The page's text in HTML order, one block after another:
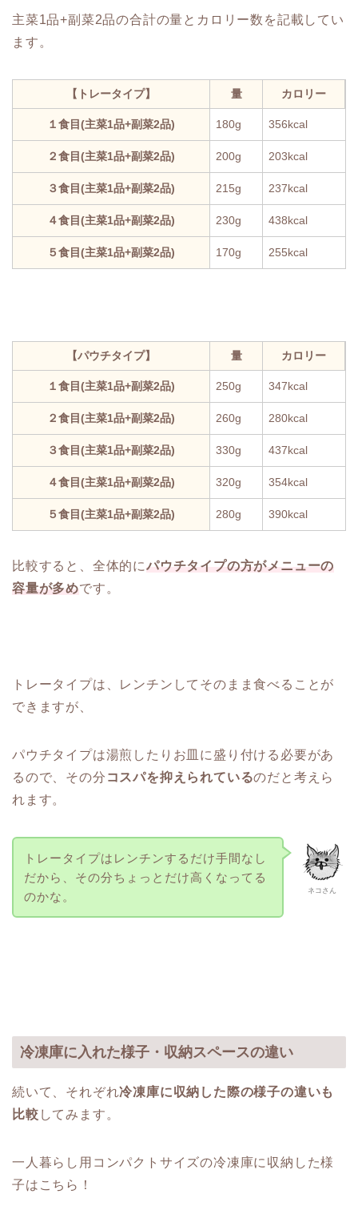
主菜1品+副菜2品の合計の量とカロリー数を記載してい
ます。
【トレータイプ】 量 カロリー
１食目(主菜1品+副菜2品) 180g 356kcal
２食目(主菜1品+副菜2品) 200g 203kcal
３食目(主菜1品+副菜2品) 215g 237kcal
４食目(主菜1品+副菜2品) 230g 438kcal
５食目(主菜1品+副菜2品) 170g 255kcal
【パウチタイプ】 量 カロリー
１食目(主菜1品+副菜2品) 250g 347kcal
２食目(主菜1品+副菜2品) 260g 280kcal
３食目(主菜1品+副菜2品) 330g 437kcal
４食目(主菜1品+副菜2品) 320g 354kcal
５食目(主菜1品+副菜2品) 280g 390kcal
比較すると、全体的にパウチタイプの方がメニューの
容量が多めです。
トレータイプは、レンチンしてそのまま食べることが
できますが、
パウチタイプは湯煎したりお皿に盛り付ける必要があ
るので、その分 コスパを抑えられているのだと考えら
れます。
ネコさん
トレータイプはレンチンするだけ手間なし
だから、その分ちょっとだけ高くなってる
のかな。
冷凍庫に入れた様子・収納スペースの違い
続いて、それぞれ冷凍庫に収納した際の様子の違いも
比較 してみます。
一人暮らし用コンパクトサイズの冷凍庫に収納した様
子はこちら！